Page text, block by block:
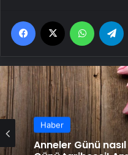
Facebook WhatsApp
Haber
Haber